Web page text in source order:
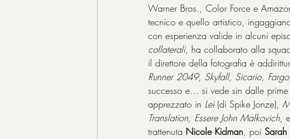
Warner Bros., Color Force e
tecnico e quello artistico,
con esperienza valide in alcuni
collaterali, ha collaborato alla
il direttore della fotografia è
Runner 2049, Skyfall, Sicario,
successo e… si vede sin dalle
apprezzato in Lei (di Spike Jonze),
Translation, Essere John Malkovich
trattenuta Nicole Kidman , poi Sarah